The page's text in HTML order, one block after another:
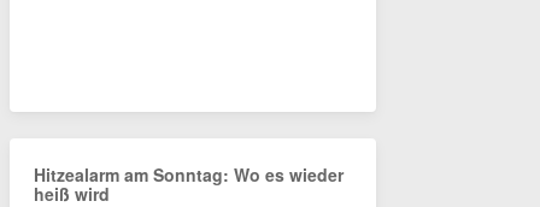
Hitzealarm am Sonntag: Wo es wieder
heiß wird